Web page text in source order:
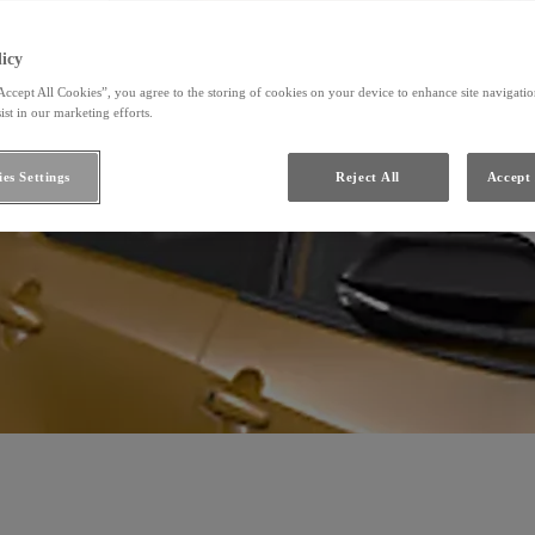
All Cookies”, you agree to the storing of cookies on your device to enhance site
in our marketing efforts.
Reject All Accept
Settings